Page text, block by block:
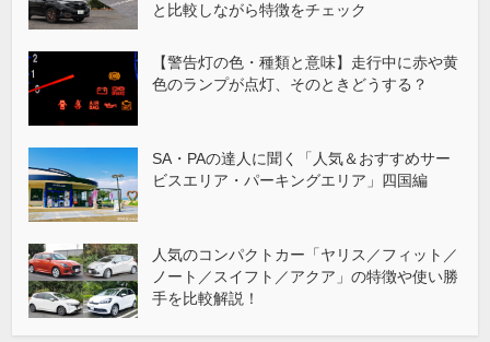
と比較しながら特徴をチェック
【警告灯の色・種類と意味】走行中に赤や黄
色のランプが点灯、そのときどうする？
SA・PAの達人に聞く「人気＆おすすめサー
ビスエリア・パーキングエリア」四国編
人気のコンパクトカー「ヤリス／フィット／
ノート／スイフト／アクア」の特徴や使い勝
手を比較解説！